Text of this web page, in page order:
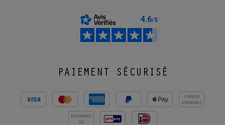
PAIEMENT SÉCURISÉ
CHÈQUE
VIREMENT
PAIEMENT
X3